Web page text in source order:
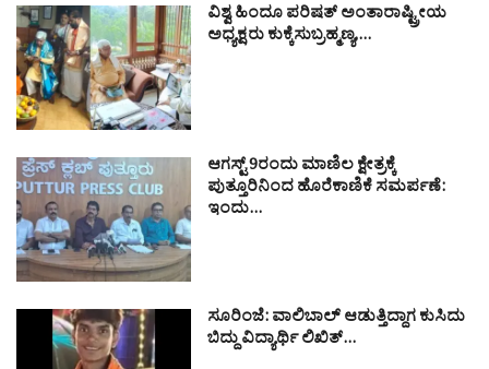
ವಿಶ್ವ ಹಿಂದೂ ಪರಿಷತ್ ಅಂತಾರಾಷ್ಟ್ರೀಯ
ಅಧ್ಯಕ್ಷರು ಕುಕ್ಕೆಸುಬ್ರಹ್ಮಣ್ಯ,…
ಆಗಸ್ಟ್ 9ರಂದು ಮಾಣಿಲ ಕ್ಷೇತ್ರಕ್ಕೆ
ಪುತ್ತೂರಿನಿಂದ ಹೊರೆಕಾಣಿಕೆ ಸಮರ್ಪಣೆ:
ಇಂದು…
ಸೂರಿಂಜೆ: ವಾಲಿಬಾಲ್ ಆಡುತ್ತಿದ್ದಾಗ ಕುಸಿದು
ಬಿದ್ದು ವಿದ್ಯಾರ್ಥಿ ಲಿಖಿತ್…